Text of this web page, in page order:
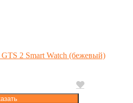
2 Smart Watch (бежевый)